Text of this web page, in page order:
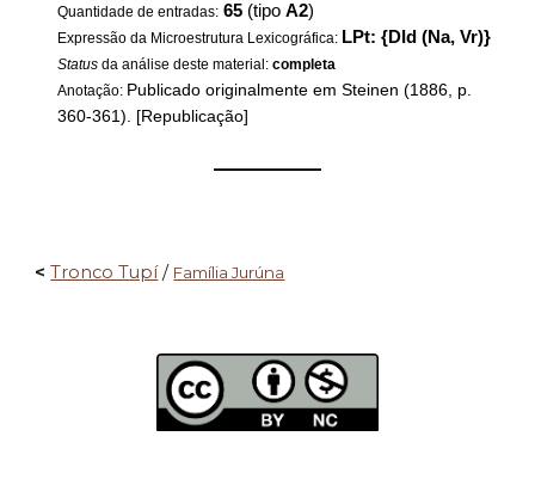
Quantidade de entradas: 65 (tipoA2)
Expressão da Microestrutura Lexicográfica: LPt: {DId (Na, Vr)}
Status da análise deste material:completa
Anotação: Publicado originalmente em Steinen (1886, p.
360-361). [Republicação]
——————
< Tronco Tupí/ Família Jurúna